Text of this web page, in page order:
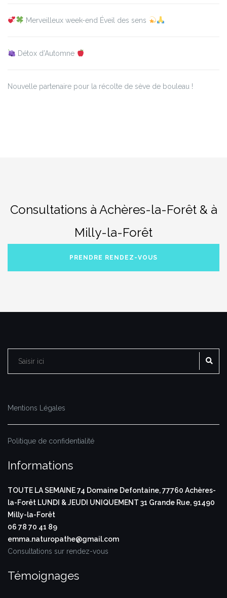
Merveilleux week-end Éveil des sens
Détox d’Automne
Nouvelle partenaire pour la récolte de sève de bouleau !
Consultations à Achères-la-Forêt & à
Milly-la-Forêt
PRENDRE RENDEZ-VOUS
Rechercher :
Mentions Légales
Politique de confidentialité
Informations
TOUTE LA SEMAINE74 Domaine Defontaine,77760 Achères-
la-Forêt LUNDI & JEUDI UNIQUEMENT 31 Grande Rue, 91490
Milly-la-Forêt
06 78 70 41 89
emma.naturopathe@gmail.com
Consultations sur rendez-vous
Témoignages